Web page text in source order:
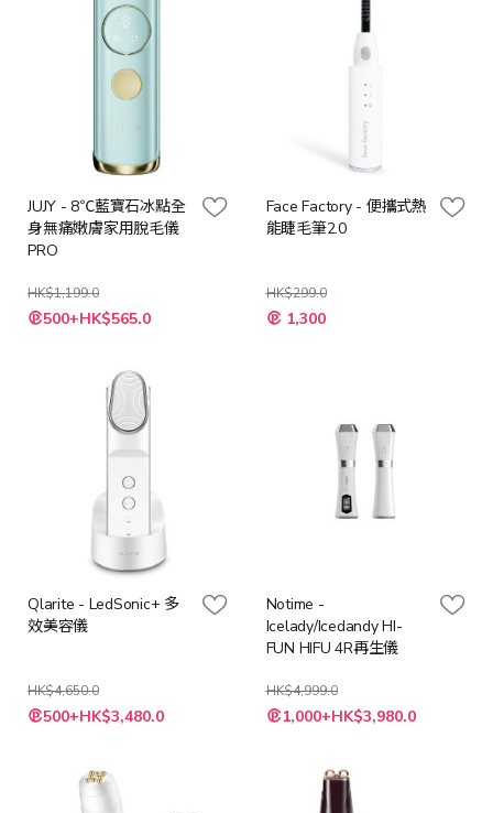
JUJY - 8℃藍寶石冰點全
身無痛嫩膚家用脫毛儀
PRO
HK$1,199.0
特
殊 500+HK$565.0
Face Factory - 便攜式熱
能睫毛筆2.0
HK$299.0
特
殊 1,300
Qlarite - LedSonic+ 多
效美容儀
HK$4,650.0
特
殊 500+HK$3,480.0
Notime -
Icelady/Icedandy HI-
FUN HIFU 4R再生儀
HK$4,999.0
特
殊 1,000+HK$3,980.0